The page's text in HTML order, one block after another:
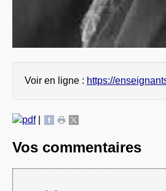
Voir en ligne : https://
|
Vos commentaires